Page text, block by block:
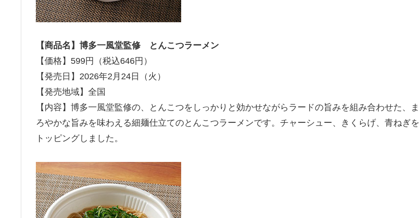
【商品名】博多一風堂監修 とんこつラーメン
【価格】599円（税込646円）
【発売日】2026年2月24日（火）
【発売地域】全国
【内容】博多一風堂監修の、とんこつをしっかりと効かせながらラードの旨みを組み合わせた、ま
ろやかな旨みを味わえる細麺仕立てのとんこつラーメンです。チャーシュー、きくらげ、青ねぎを
トッピングしました。